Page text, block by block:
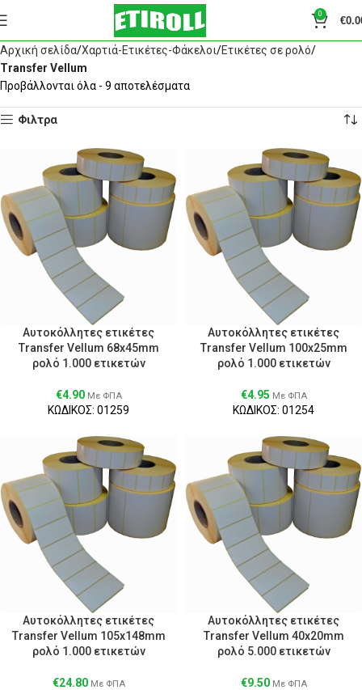
0
€
Αρχική σελίδα Χαρτιά-Ετικέτες-Φάκελοι Ετικέτες σε ρολό
Transfer Vellum
Προβάλλονται όλα - 9 αποτελέσματα
Φιλτρα
Αυτοκόλλητες ετικέτες
Transfer Vellum 68x45mm
ρολό 1.000 ετικετών
€4.90 Με ΦΠΑ
ΚΩΔΙΚΟΣ: 01259
Αυτοκόλλητες ετικέτες
Transfer Vellum 100x25mm
ρολό 1.000 ετικετών
€4.95 Με ΦΠΑ
ΚΩΔΙΚΟΣ: 01254
Αυτοκόλλητες ετικέτες
Transfer Vellum 105x148mm
ρολό 1.000 ετικετών
€24.80 Με ΦΠΑ
Αυτοκόλλητες ετικέτες
Transfer Vellum 40x20mm
ρολό 5.000 ετικετών
€9.50 Με ΦΠΑ